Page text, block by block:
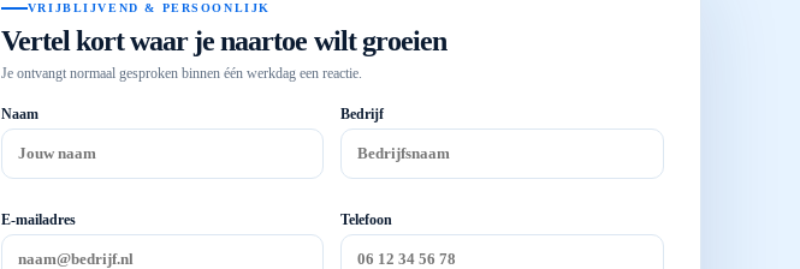
VRIJBLIJVEND & PERSOONLIJK
Vertel kort waar je naartoe wilt groeien
Je ontvangt normaal gesproken binnen één werkdag een reactie.
Naam Bedrijf
E-mailadres Telefoon